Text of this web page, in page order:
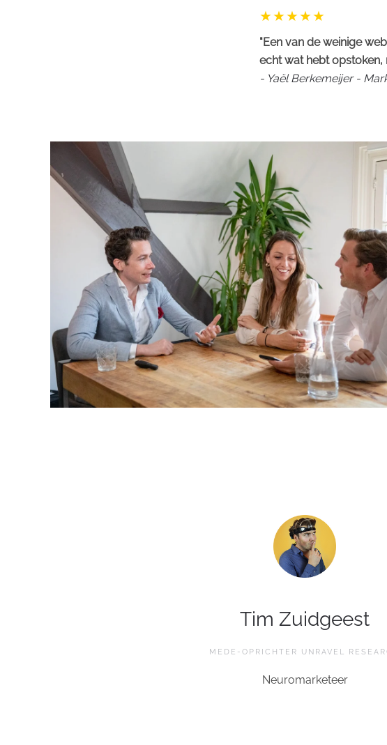
"Een van de weinige
echt wat hebt opstoken,
- Yaël Berkemeijer -
Tim Zuidgeest
MEDE-OPRICHTER UNRAVEL
Neuromarketeer